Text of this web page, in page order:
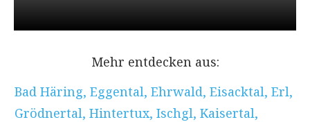
Mehr entdecken aus:
Bad Häring, Eggental, Ehrwald, Eisacktal, Erl,
Grödnertal, Hintertux, Ischgl, Kaisertal,